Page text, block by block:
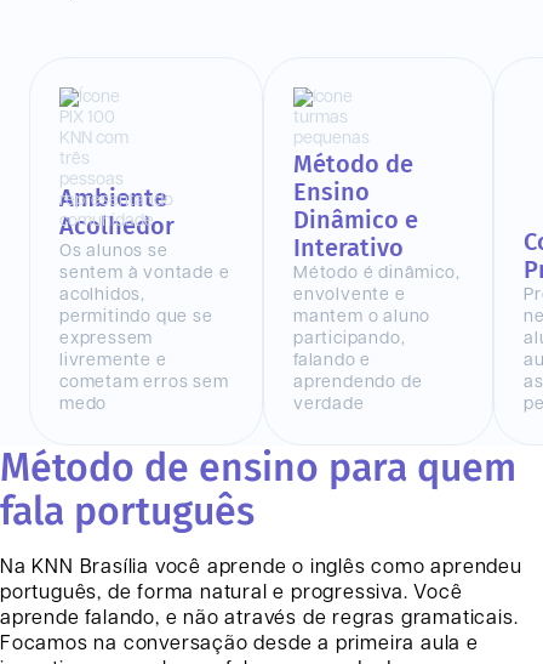
Ambiente
Acolhedor
Os alunos se
sentem à vontade e
acolhidos,
permitindo que se
expressem
livremente e
cometam erros sem
medo
Método de
Ensino
Dinâmico e
Interativo
Método é dinâmico,
envolvente e
mantem o aluno
participando,
falando e
aprendendo de
verdade
Método de ensino para quem
fala português
Na KNN Brasília você aprende o inglês como aprendeu
português, de forma natural e progressiva. Você
aprende falando, e não através de regras gramaticais.
Focamos na conversação desde a primeira aula e